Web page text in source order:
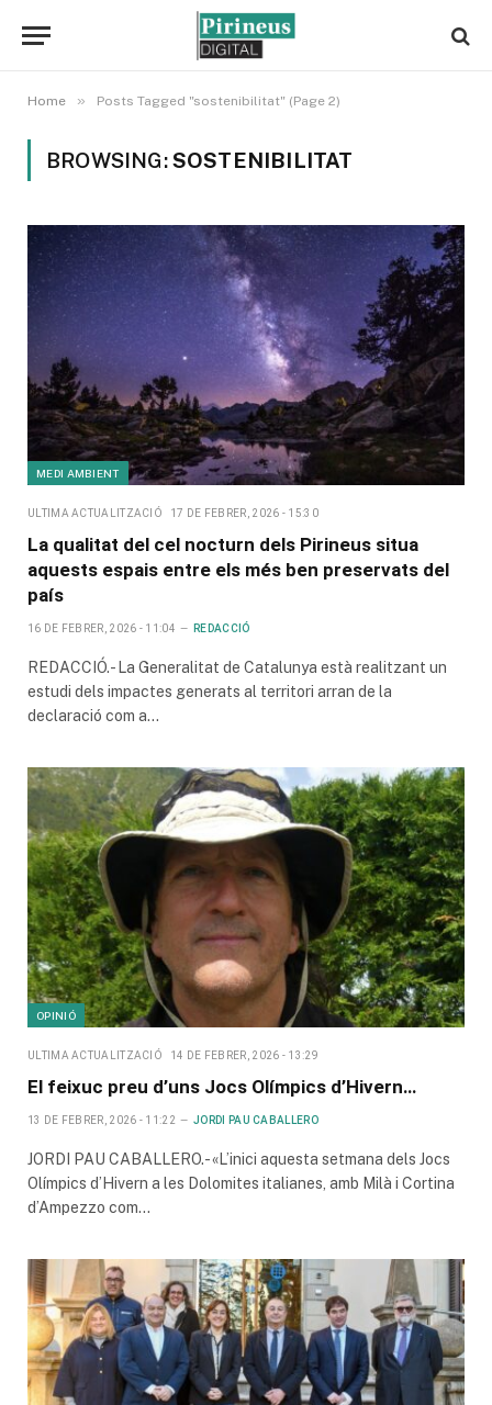
Home » Posts Tagged "sostenibilitat" (Page 2)
BROWSING:SOSTENIBILITAT
MEDI AMBIENT
ULTIMA ACTUALITZACIÓ 17 DE FEBRER, 2026 - 15:30
La qualitat del cel nocturn dels Pirineus situa
aquests espais entre els més ben preservats del
país
16 DE FEBRER, 2026 - 11:04 REDACCIÓ
REDACCIÓ.- La Generalitat de Catalunya està realitzant un
estudi dels impactes generats al territori arran de la
declaració com a…
OPINIÓ
ULTIMA ACTUALITZACIÓ 14 DE FEBRER, 2026 - 13:29
El feixuc preu d’uns Jocs Olímpics d’Hivern…
13 DE FEBRER, 2026 - 11:22 JORDI PAU CABALLERO
JORDI PAU CABALLERO.- «L’inici aquesta setmana dels Jocs
Olímpics d’Hivern a les Dolomites italianes, amb Milà i Cortina
d’Ampezzo com…